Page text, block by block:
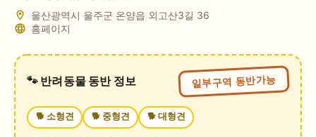
울산광역시 울주군 온양읍 외고산3길 36
홈페이지
🐾 반려동물 동반 정보 일부구역 동반가능
🐕 소형견 🐕 중형견 🐕 대형견